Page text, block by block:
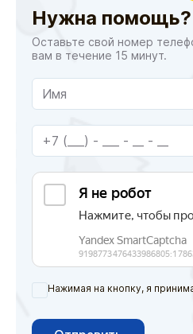
Нужна помощь?
Оставьте свой номер
вам в течение 15 минут.
Нажимая на кнопку, я